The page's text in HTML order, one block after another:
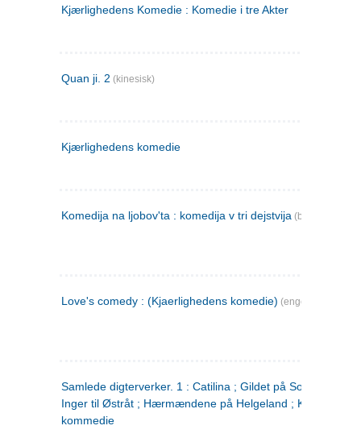
Kjærlighedens Komedie : Komedie i tre Akter
Quan ji. 2 (kinesisk)
Kjærlighedens komedie
Komedija na ljobov'ta : komedija v tri dejstvija (bulgarsk)
Love's comedy : (Kjaerlighedens komedie) (engelsk)
Samlede digterverker. 1 : Catilina ; Gildet på Solhaug ; Fru
Inger til Østråt ; Hærmændene på Helgeland ;
kommedie